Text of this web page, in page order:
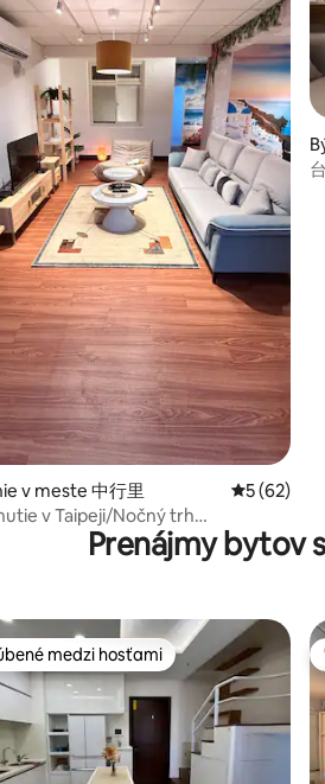
4,94 z 5, počet hodnotení: 66
v meste 中行里 Priemerné
5 (62)
v Taipeji/Nočný trh
Taipei 101/stanica metra MRT 5
ak potrebujete zaparkovať,
Prenájmy bytov
medzi hosťami
medzi hosťami